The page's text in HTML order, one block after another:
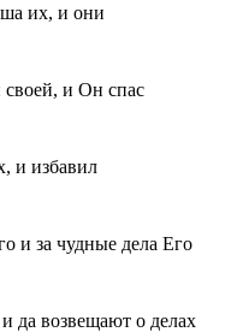
их, и они
своей, и Он спас
и избавил
и за чудные дела Его
да возвещают о делах